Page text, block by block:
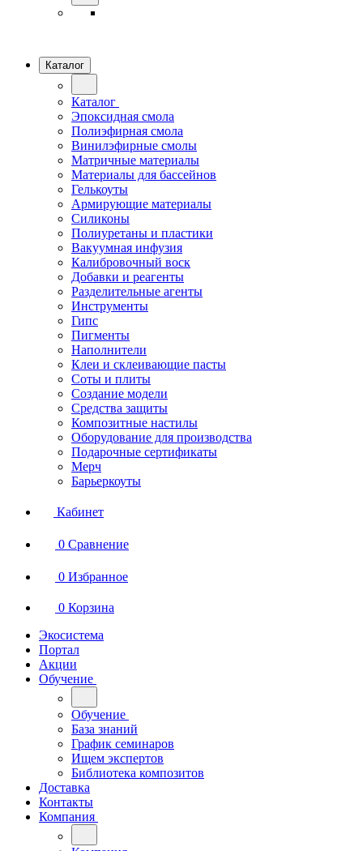
Каталог
Каталог
Эпоксидная смола
Полиэфирная смола
Винилэфирные смолы
Матричные материалы
Материалы для бассейнов
Гелькоуты
Армирующие материалы
Силиконы
Полиуретаны и пластики
Вакуумная инфузия
Калибровочный воск
Добавки и реагенты
Разделительные агенты
Инструменты
Гипс
Пигменты
Наполнители
Клеи и склеивающие пасты
Соты и плиты
Создание модели
Средства защиты
Композитные настилы
Оборудование для производства
Подарочные сертификаты
Мерч
Барьеркоуты
Кабинет
0 Сравнение
0 Избранное
0 Корзина
Экосистема
Портал
Акции
Обучение
Обучение
База знаний
График семинаров
Ищем экспертов
Библиотека композитов
Доставка
Контакты
Компания